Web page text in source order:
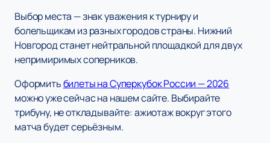
Выбор места — знак уважения к турниру и
болельщикам из разных городов страны. Нижний
Новгород станет нейтральной площадкой для двух
непримиримых соперников.
Оформитьбилеты на Суперкубок России — 2026
можно уже сейчас на нашем сайте. Выбирайте
трибуну, не откладывайте: ажиотаж вокруг этого
матча будет серьёзным.